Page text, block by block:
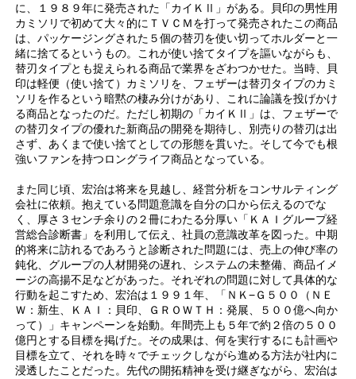
に、１９８９年に発売された「カイＫⅡ」がある。貝印の男性用
カミソリで初めて大々的にＴＶＣＭを打って発売されたこの商品
は、パッケージングされた５個の替刃を使い切ってホルダーと一
緒に捨てるというもの。これが使い捨てタイプを謳いながらも、
替刃タイプとも捉えられる商品で業界をざわつかせた。当時、貝
印は軽便（使い捨て）カミソリを、フェザーは替刃タイプのカミ
ソリを作るという暗黙の棲み分けがあり、これに論議を投げかけ
る商品となったのだ。ただし初期の「カイＫⅡ」は、フェザーで
の替刃タイプの優れた新商品の開発を期待し、別売りの替刃は出
さず、あくまで使い捨てとしての形態を貫いた。そして今でも根
強いファンを持つロングライフ商品となっている。
また同じ頃、宏治は将来を見越し、経営分析をコンサルティング
会社に依頼。抱えている問題意識を自分の口から伝えるのでな
く、厚さ３センチ余りの２冊にわたる分厚い「ＫＡＩグループ経
営総合診断書」を利用して伝え、社員の意識改革を図った。中期
的将来に訪れるであろうと診断された問題には、売上の伸び率の
鈍化、グループの人材開発の遅れ、システムの未整備、商品イメ
ージの高揚不足などがあった。それぞれの問題に対して具体的な
行動を起こすため、宏治は１９９１年、「ＮＫ−Ｇ５００（ＮＥ
Ｗ：新生、ＫＡＩ：貝印、ＧＲＯＷＴＨ：発展、５００億へ向か
って）」キャンペーンを始動。年間売上も５年で約２倍の５００
億円とする目標を掲げた。その成果は、何を実行するにも計画や
目標を立て、それを時々でチェックしながら進める方法が社内に
浸透したことだった。先代の開拓精神を受け継ぎながら、宏治は